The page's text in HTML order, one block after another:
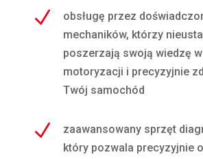
N
obsługę przez
mechaników, którzy
poszerzają swoją wiedzę
motoryzacji i precyzyjnie
Twój samochód
N
zaawansowany sprzęt
który pozwala precyzyjnie